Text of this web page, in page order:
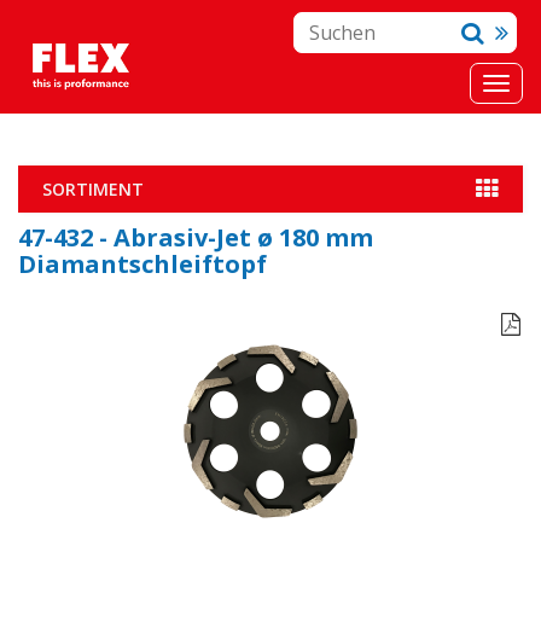
SORTIMENT
47-432 - Abrasiv-Jet ø 180 mm
Diamantschleiftopf
